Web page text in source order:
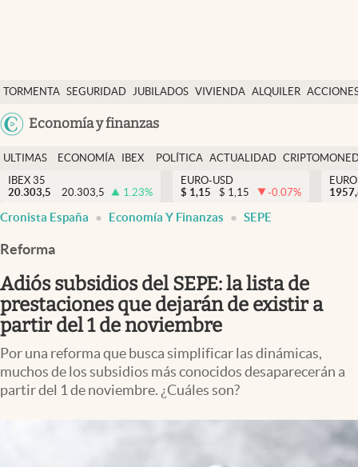
TORMENTA SEGURIDAD JUBILADOS VIVIENDA ALQUILER
Economía y finanzas
Economía y finanzas
Política
Actualidad
Criptomonedas
España
ULTIMAS
NOTICIAS
ECONOMÍA
FINANZAS
IBEX
EURO
POLÍTICA ACTUALIDAD
IBEX 35
20.303,5
20.303,5 1.23%
EURO-USD
$ 1,15 $ 1,15 -0.07%
Cronista España Economía Y Finanzas SEPE
Reforma
Adiós subsidios del SEPE: la lista de
prestaciones que dejarán de existir a
partir del 1 de noviembre
Por una reforma que busca simplificar las dinámicas,
muchos de los subsidios más conocidos desaparecerán a
partir del 1 de noviembre. ¿Cuáles son?